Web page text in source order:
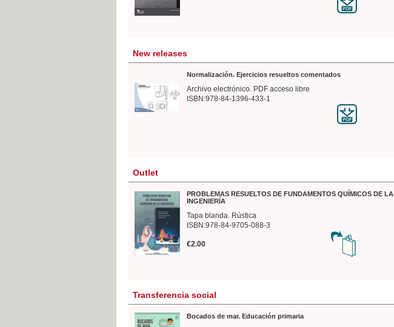
New releases
Normalización. Ejercicios resueltos comentados
Archivo electrónico. PDF acceso libre
ISBN:978-84-1396-433-1
Outlet
PROBLEMAS RESUELTOS DE FUNDAMENTOS QUÍMICOS DE LA
INGENIERÍA
Tapa blanda. Rústica
ISBN:978-84-9705-088-3
€2.00
Transferencia social
Bocados de mar. Educación primaria